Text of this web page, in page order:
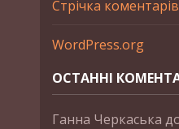
Стрічка коментарів
WordPress.org
ОСТАННІ
Ганна Черкаська